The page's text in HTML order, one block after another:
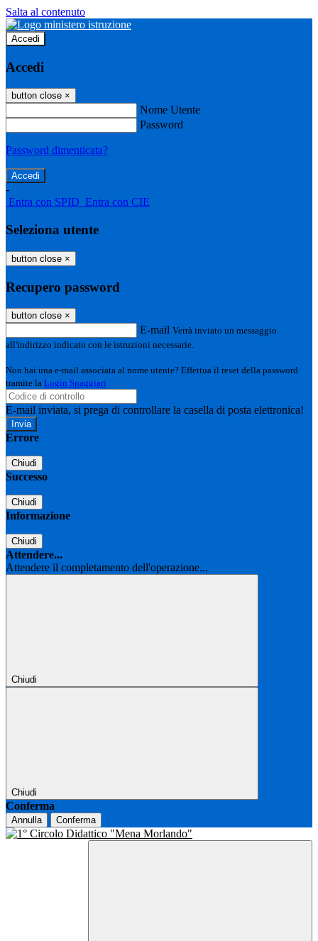
Salta al contenuto
Accedi
Accedi
button close ×
Nome Utente
Password
Password dimenticata?
-
Entra con SPID Entra con CIE
Seleziona utente
button close ×
Recupero password
button close ×
E-mail Verrà inviato un messaggio
all'indirizzo indicato con le istruzioni necessarie.
Non hai una e-mail associata al nome utente? Effettua il reset della password
tramite la Login Spaggiari
E-mail inviata, si prega di controllare la casella di posta elettronica!
Errore
Chiudi
Successo
Chiudi
Informazione
Chiudi
Attendere...
Attendere il completamento dell'operazione...
Chiudi
Chiudi
Conferma
Annulla Conferma